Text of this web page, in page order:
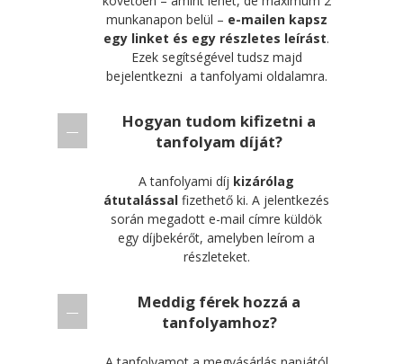
Hogyan tudom kifizetni a
tanfolyam díját?
A tanfolyami díjkizárólag
egy díjbekérőt, amelyben leírom a
részleteket.
Meddig férek hozzá a
tanfolyamhoz?
A tanfolyamot a megvásárlás napjától